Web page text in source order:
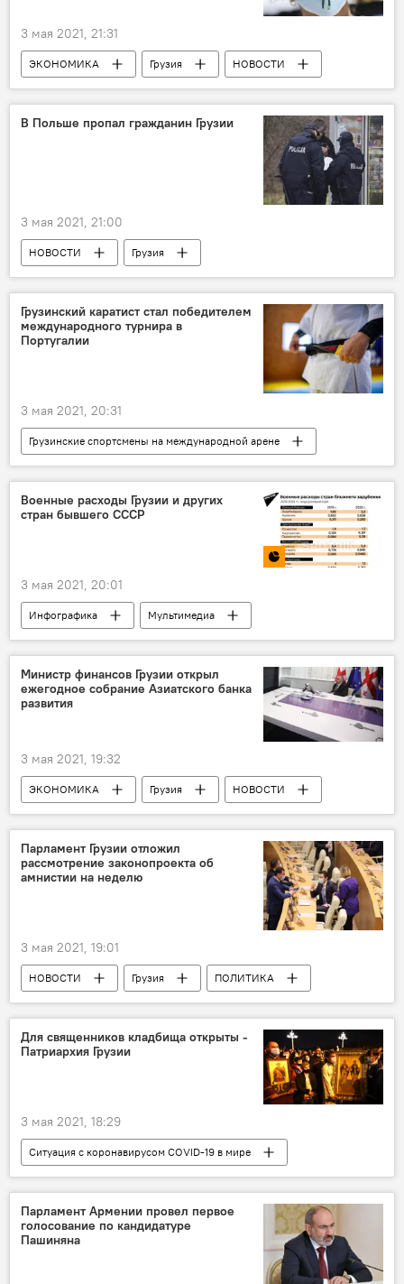
3 мая 2021, 21:31
ЭКОНОМИКА Грузия НОВОСТИ
В Польше пропал гражданин Грузии
3 мая 2021, 21:00
НОВОСТИ
Грузия
ПРОИСШЕСТВИЯ
Польша
Полиция
Грузинский каратист стал победителем
международного турнира в
Португалии
3 мая 2021, 20:31
Грузинские спортсмены на международной арене
СПОРТ
НОВОСТИ
Грузия
Олимпийские игры
Токио спорт
Военные расходы Грузии и других
стран бывшего СССР
3 мая 2021, 20:01
Инфографика Мультимедиа
Министр финансов Грузии открыл
ежегодное собрание Азиатского банка
развития
3 мая 2021, 19:32
ЭКОНОМИКА Грузия
НОВОСТИ
Министерство финансов Грузии
Азиатский банк развития (АБР)
Парламент Грузии отложил
рассмотрение законопроекта об
амнистии на неделю
3 мая 2021, 19:01
НОВОСТИ Грузия
ПОЛИТИКА
Амнистия
Парламент Грузии
Для священников кладбища открыты -
Патриархия Грузии
3 мая 2021, 18:29
Ситуация с коронавирусом COVID-19 в мире
НОВОСТИ
Грузия
ОБЩЕСТВО
Патриархия Грузии
Кладбище
Парламент Армении провел первое
голосование по кандидатуре
Пашиняна